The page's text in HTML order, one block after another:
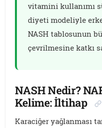
vitamini kullanımı
diyeti modeliyle
NASH tablosunun
çevrilmesine katkı
NASH Nedir?
Kelime: İltihap
Karaciğer yağlanması